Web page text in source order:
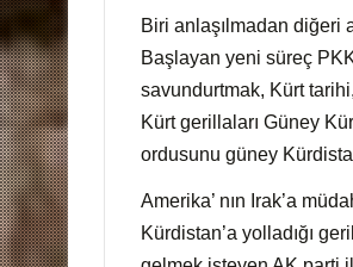
Biri anlaşılmadan diğeri
Başlayan yeni süreç
savundurtmak, Kürt
Kürt gerillaları Güney
ordusunu güney
Amerika’ nın Irak’a
Kürdistan’a yolladığı